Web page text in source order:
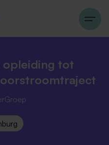
opleiding tot